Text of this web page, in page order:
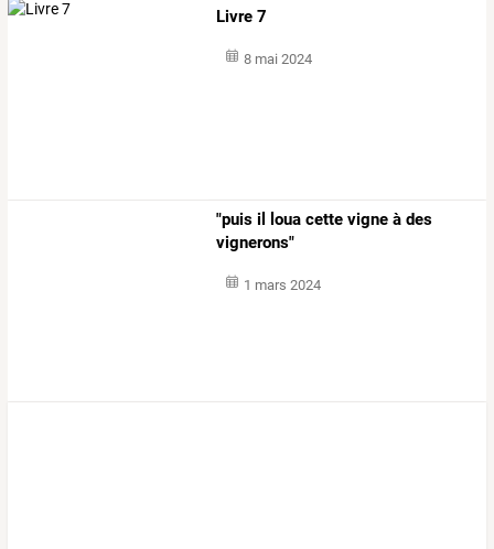
Livre 7
8 mai 2024
"puis il loua cette vigne à des
vignerons"
1 mars 2024